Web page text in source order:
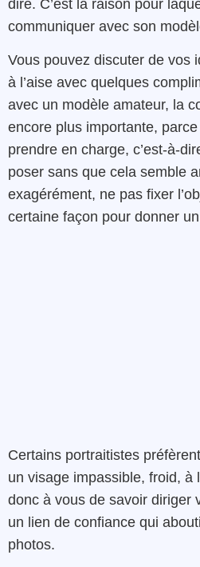
dire. C’est la raison pour
communiquer avec son
Vous pouvez discuter de vos
à l’aise avec quelques
avec un modèle amateur, la
encore plus importante,
prendre en charge, c’est-à-
poser sans que cela semble
exagérément, ne pas fixer
certaine façon pour donner
Certains portraitistes
un visage impassible, froid, à
donc à vous de savoir diriger
un lien de confiance qui
photos.